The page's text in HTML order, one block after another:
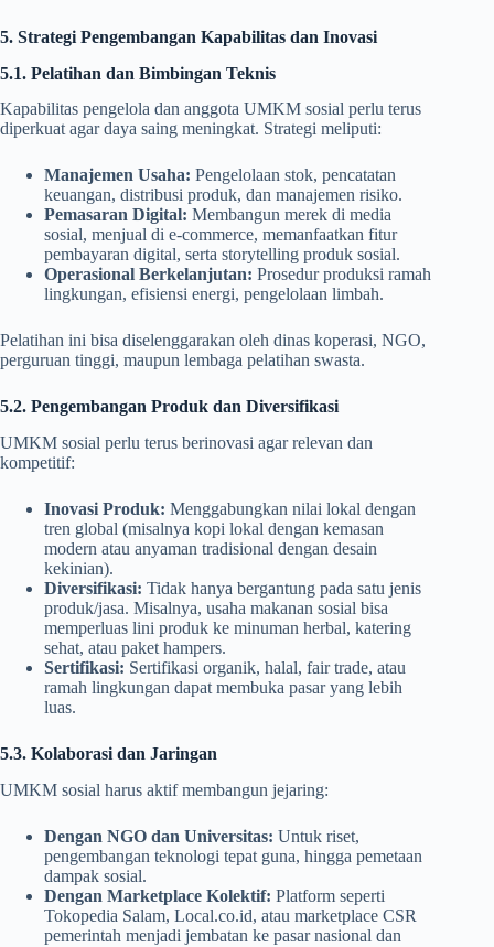
5. Strategi Pengembangan Kapabilitas dan Inovasi
5.1. Pelatihan dan Bimbingan Teknis
Kapabilitas pengelola dan anggota UMKM sosial perlu terus
diperkuat agar daya saing meningkat. Strategi meliputi:
Manajemen Usaha: Pengelolaan stok, pencatatan
keuangan, distribusi produk, dan manajemen risiko.
Pemasaran Digital: Membangun merek di media
sosial, menjual di e-commerce, memanfaatkan fitur
pembayaran digital, serta storytelling produk sosial.
Operasional Berkelanjutan: Prosedur produksi ramah
lingkungan, efisiensi energi, pengelolaan limbah.
Pelatihan ini bisa diselenggarakan oleh dinas koperasi, NGO,
perguruan tinggi, maupun lembaga pelatihan swasta.
5.2. Pengembangan Produk dan Diversifikasi
UMKM sosial perlu terus berinovasi agar relevan dan
kompetitif:
Inovasi Produk: Menggabungkan nilai lokal dengan
tren global (misalnya kopi lokal dengan kemasan
modern atau anyaman tradisional dengan desain
kekinian).
Diversifikasi: Tidak hanya bergantung pada satu jenis
produk/jasa. Misalnya, usaha makanan sosial bisa
memperluas lini produk ke minuman herbal, katering
sehat, atau paket hampers.
Sertifikasi: Sertifikasi organik, halal, fair trade, atau
ramah lingkungan dapat membuka pasar yang lebih
luas.
5.3. Kolaborasi dan Jaringan
UMKM sosial harus aktif membangun jejaring:
Dengan NGO dan Universitas: Untuk riset,
pengembangan teknologi tepat guna, hingga pemetaan
dampak sosial.
Dengan Marketplace Kolektif: Platform seperti
Tokopedia Salam, Local.co.id, atau marketplace CSR
pemerintah menjadi jembatan ke pasar nasional dan